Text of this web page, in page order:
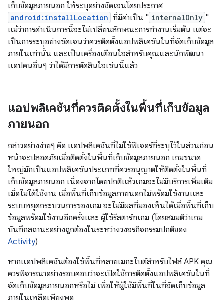
เก็บข้อมูลภายนอก ให้ระบุอย่างชัดเจนโดยประกาศ
android:installLocation ที่มีค่าเป็น " internalOnly "
แม้ว่าการดำเนินการนี้จะไม่เปลี่ยนลักษณะการทำงานเริ่มต้น แต่จะ
เป็นการระบุอย่างชัดเจนว่าควรติดตั้งแอปพลิเคชันในที่จัดเก็บข้อมูล
ภายในเท่านั้น และเป็นเครื่องเตือนใจสำหรับคุณและนักพัฒนา
แอปคนอื่นๆ ว่าได้มีการตัดสินใจเช่นนี้แล้ว
แอปพลิเคชันที่ควรติดตั้งในพื้นที่เก็บข้อมูล
ภายนอก
กล่าวอย่างง่ายๆ คือ แอปพลิเคชันที่ไม่ใช้ฟีเจอร์ที่ระบุไว้ในส่วนก่อน
หน้าจะปลอดภัยเมื่อติดตั้งในพื้นที่เก็บข้อมูลภายนอก เกมขนาด
ใหญ่มักเป็นแอปพลิเคชันประเภทที่ควรอนุญาตให้ติดตั้งในพื้นที่
เก็บข้อมูลภายนอก เนื่องจากโดยปกติแล้วเกมจะไม่มีบริการเพิ่มเติม
เมื่อไม่ได้ใช้งาน เมื่อพื้นที่เก็บข้อมูลภายนอกไม่พร้อมใช้งานและ
ระบบหยุดกระบวนการของเกม จะไม่มีผลที่มองเห็นได้เมื่อพื้นที่เก็บ
ข้อมูลพร้อมใช้งานอีกครั้งและ ผู้ใช้รีสตาร์ทเกม (โดยสมมติว่าเกม
บันทึกสถานะอย่างถูกต้องในระหว่างวงจรกิจกรรมปกติของ
Activity)
หากแอปพลิเคชันต้องใช้พื้นที่หลายเมกะไบต์สำหรับไฟล์ APK คุณ
ควรพิจารณาอย่างรอบคอบว่าจะเปิดใช้การติดตั้งแอปพลิเคชันในที่
จัดเก็บข้อมูลภายนอกหรือไม่ เพื่อให้ผู้ใช้มีพื้นที่ในที่จัดเก็บข้อมูล
ภายในเหลือเพียงพอ